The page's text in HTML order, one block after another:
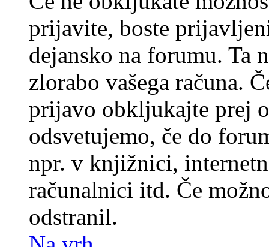
prijavite, boste
dejansko na forumu. Ta
zlorabo vašega računa.
prijavo obkljukajte prej
odsvetujemo, če do
npr. v knjižnici,
računalnici itd. Če
odstranil.